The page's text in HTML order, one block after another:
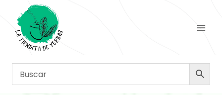
contenido